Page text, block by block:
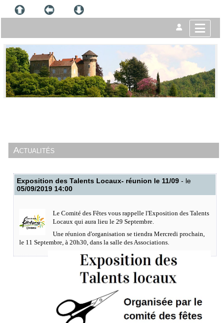
Actualités
Exposition des Talents Locaux- réunion le 11/09 - le
05/09/2019 14:00
Le Comité des Fêtes vous rappelle l'Exposition des Talents
Locaux qui aura lieu le 29 Septembre.
Une réunion d'organisation se tiendra Mercredi prochain,
le 11 Septembre, à 20h30, dans la salle des Associations.